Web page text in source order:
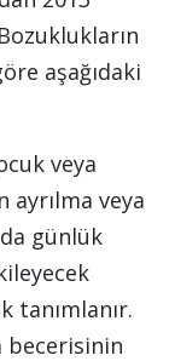
aşağıdaki
veya
veya
günlük
tanımlanır.
becerisinin